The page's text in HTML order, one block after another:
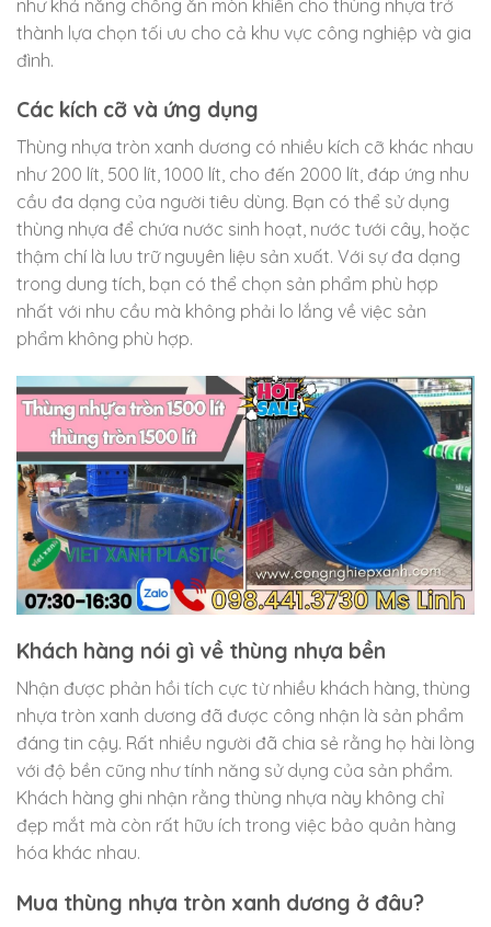
như khả năng chống ăn mòn khiến cho thùng nhựa trở
thành lựa chọn tối ưu cho cả khu vực công nghiệp và gia
đình.
Các kích cỡ và ứng dụng
Thùng nhựa tròn xanh dương có nhiều kích cỡ khác nhau
như 200 lít, 500 lít, 1000 lít, cho đến 2000 lít, đáp ứng nhu
cầu đa dạng của người tiêu dùng. Bạn có thể sử dụng
thùng nhựa để chứa nước sinh hoạt, nước tưới cây, hoặc
thậm chí là lưu trữ nguyên liệu sản xuất. Với sự đa dạng
trong dung tích, bạn có thể chọn sản phẩm phù hợp
nhất với nhu cầu mà không phải lo lắng về việc sản
phẩm không phù hợp.
Khách hàng nói gì về thùng nhựa bền
Nhận được phản hồi tích cực từ nhiều khách hàng, thùng
nhựa tròn xanh dương đã được công nhận là sản phẩm
đáng tin cậy. Rất nhiều người đã chia sẻ rằng họ hài lòng
với độ bền cũng như tính năng sử dụng của sản phẩm.
Khách hàng ghi nhận rằng thùng nhựa này không chỉ
đẹp mắt mà còn rất hữu ích trong việc bảo quản hàng
hóa khác nhau.
Mua thùng nhựa tròn xanh dương ở đâu?